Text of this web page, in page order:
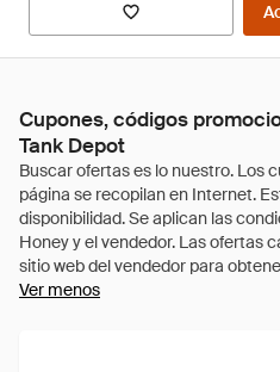
Cupones, códigos
Tank Depot
Ver menos